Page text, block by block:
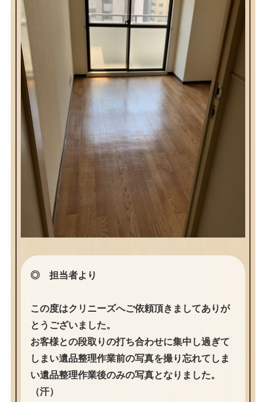
◎ 担当者より
この度はクリニーズへご依頼頂きましてありが
とうございました。
お客様との段取りの打ち合わせに集中し過ぎて
しまい遺品整理作業前の写真を撮り忘れてしま
い遺品整理作業後のみの写真となりました。
（汗）